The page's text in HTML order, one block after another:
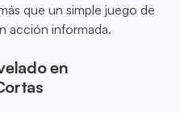
que un simple juego de
acción informada.
en